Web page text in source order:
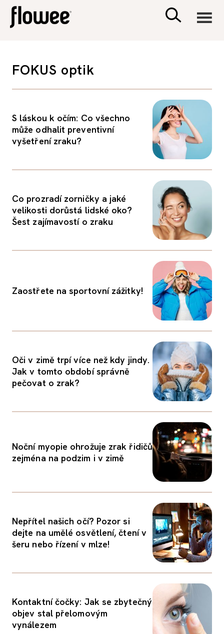
PSYCHOLOGIE
RODINA A DĚTI
PORADNA
FOKUS optik
S láskou k očím: Co všechno
může odhalit preventivní
vyšetření zraku?
Co prozradí zorničky a jaké
velikosti dorůstá lidské oko?
Šest zajímavostí o zraku
Zaostřete na sportovní zážitky!
Oči v zimě trpí více než kdy jindy.
Jak v tomto období správně
pečovat o zrak?
Noční myopie ohrožuje zrak řidičů
zejména na podzim i v zimě
Nepřítel našich očí? Pozor si
dejte na umělé osvětlení, čtení v
šeru nebo řízení v mlze!
Kontaktní čočky: Jak se zbytečný
objev stal přelomovým
vynálezem